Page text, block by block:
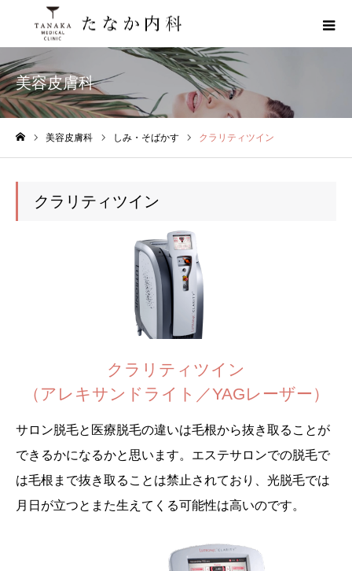
美容皮膚科
美容皮膚科 しみ・そばかす クラリティツイン
クラリティツイン
クラリティツイン
（アレキサンドライト／YAGレーザー）
サロン脱毛と医療脱毛の違いは毛根から抜き取ることが
できるかになるかと思います。エステサロンでの脱毛で
は毛根まで抜き取ることは禁止されており、光脱毛では
月日が立つとまた生えてくる可能性は高いのです。